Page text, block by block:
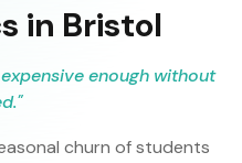
in Bristol
enough without
"
churn of students